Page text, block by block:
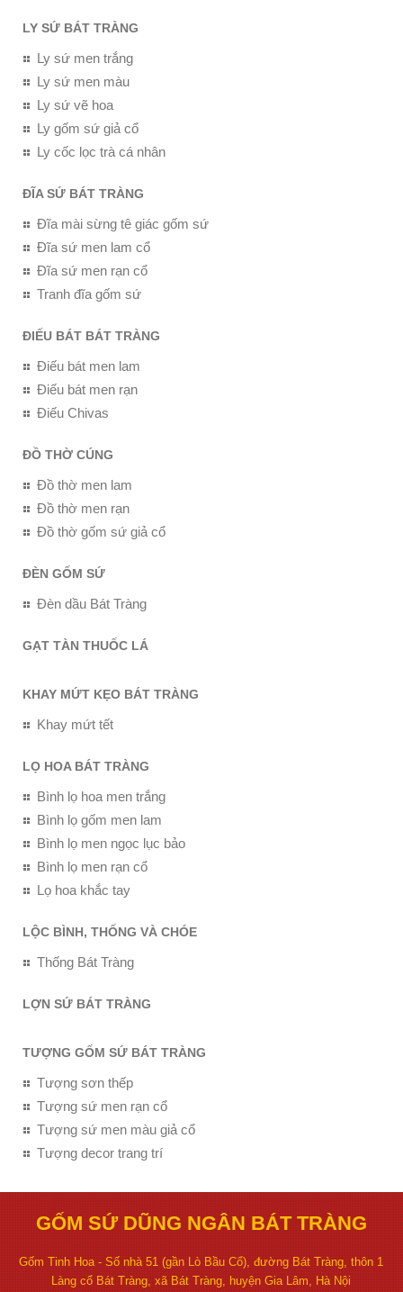
LY SỨ BÁT TRÀNG
Ly sứ men trắng
Ly sứ men màu
Ly sứ vẽ hoa
Ly gốm sứ giả cổ
Ly cốc lọc trà cá nhân
ĐĨA SỨ BÁT TRÀNG
Đĩa mài sừng tê giác gốm sứ
Đĩa sứ men lam cổ
Đĩa sứ men rạn cổ
Tranh đĩa gốm sứ
ĐIẾU BÁT BÁT TRÀNG
Điếu bát men lam
Điếu bát men rạn
Điếu Chivas
ĐỒ THỜ CÚNG
Đồ thờ men lam
Đồ thờ men rạn
Đồ thờ gốm sứ giả cổ
ĐÈN GỐM SỨ
Đèn dầu Bát Tràng
GẠT TÀN THUỐC LÁ
KHAY MỨT KẸO BÁT TRÀNG
Khay mứt tết
LỌ HOA BÁT TRÀNG
Bình lọ hoa men trắng
Bình lọ gốm men lam
Bình lọ men ngọc lục bảo
Bình lọ men rạn cổ
Lọ hoa khắc tay
LỘC BÌNH, THỐNG VÀ CHÓE
Thống Bát Tràng
LỢN SỨ BÁT TRÀNG
TƯỢNG GỐM SỨ BÁT TRÀNG
Tượng sơn thếp
Tượng sứ men rạn cổ
Tượng sứ men màu giả cổ
Tượng decor trang trí
GỐM SỨ DŨNG NGÂN BÁT TRÀNG
Gốm Tinh Hoa - Số nhà 51 (gần Lò Bầu Cổ), đường Bát Tràng, thôn 1
Làng cổ Bát Tràng, xã Bát Tràng, huyện Gia Lâm, Hà Nội